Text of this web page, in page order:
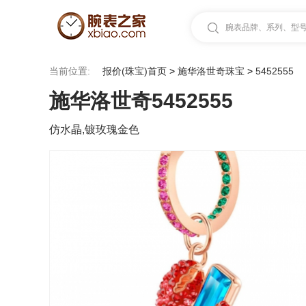
腕表品牌、系列、型
当前位置: 报价(珠宝)首页 > 施华洛世奇珠宝 > 5452555
施华洛世奇5452555
仿水晶,镀玫瑰金色